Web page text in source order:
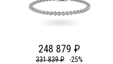
248 879 ₽
331 839 ₽ -25%